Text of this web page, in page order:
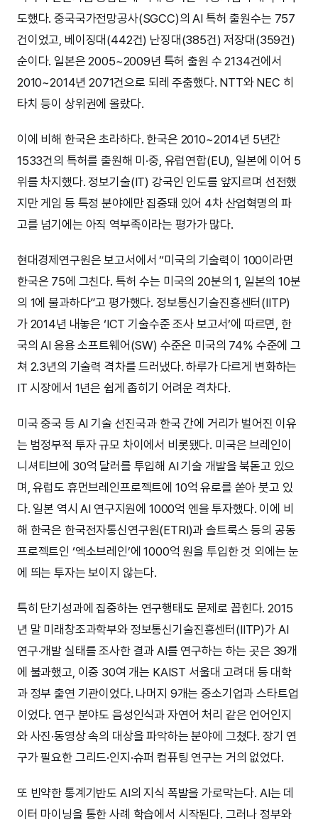
도했다. 중국국가전망공사(SGCC)의 AI 특허 출원수는 757
건이었고, 베이징대(442건) 난징대(385건) 저장대(359건)
순이다. 일본은 2005~2009년 특허 출원 수 2134건에서
2010~2014년 2071건으로 되레 주춤했다. NTT와 NEC 히
타치 등이 상위권에 올랐다.
이에 비해 한국은 초라하다. 한국은 2010~2014년 5년간
1533건의 특허를 출원해 미·중, 유럽연합(EU), 일본에 이어 5
위를 차지했다. 정보기술(IT) 강국인 인도를 앞지르며 선전했
지만 게임 등 특정 분야에만 집중돼 있어 4차 산업혁명의 파
고를 넘기에는 아직 역부족이라는 평가가 많다.
현대경제연구원은 보고서에서 “미국의 기술력이 100이라면
한국은 75에 그친다. 특허 수는 미국의 20분의 1, 일본의 10분
의 1에 불과하다”고 평가했다. 정보통신기술진흥센터(IITP)
가 2014년 내놓은 ‘ICT 기술수준 조사 보고서’에 따르면, 한
국의 AI 응용 소프트웨어(SW) 수준은 미국의 74% 수준에 그
쳐 2.3년의 기술력 격차를 드러냈다. 하루가 다르게 변화하는
IT 시장에서 1년은 쉽게 좁히기 어려운 격차다.
미국 중국 등 AI 기술 선진국과 한국 간에 거리가 벌어진 이유
는 범정부적 투자 규모 차이에서 비롯됐다. 미국은 브레인이
니셔티브에 30억 달러를 투입해 AI 기술 개발을 북돋고 있으
며, 유럽도 휴먼브레인프로젝트에 10억 유로를 쏟아 붓고 있
다. 일본 역시 AI 연구지원에 1000억 엔을 투자했다. 이에 비
해 한국은 한국전자통신연구원(ETRI)과 솔트룩스 등의 공동
프로젝트인 ‘엑소브레인’에 1000억 원을 투입한 것 외에는 눈
에 띄는 투자는 보이지 않는다.
특히 단기성과에 집중하는 연구행태도 문제로 꼽힌다. 2015
년 말 미래창조과학부와 정보통신기술진흥센터(IITP)가 AI
연구·개발 실태를 조사한 결과 AI를 연구하는 하는 곳은 39개
에 불과했고, 이중 30여 개는 KAIST 서울대 고려대 등 대학
과 정부 출연 기관이었다. 나머지 9개는 중소기업과 스타트업
이었다. 연구 분야도 음성인식과 자연어 처리 같은 언어인지
와 사진·동영상 속의 대상을 파악하는 분야에 그쳤다. 장기 연
구가 필요한 그리드·인지·슈퍼 컴퓨팅 연구는 거의 없었다.
또 빈약한 통계기반도 AI의 지식 폭발을 가로막는다. AI는 데
이터 마이닝을 통한 사례 학습에서 시작된다. 그러나 정부와